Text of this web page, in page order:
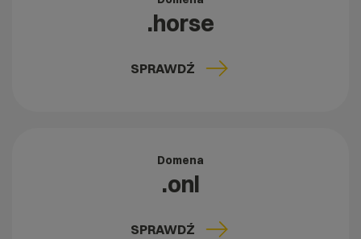
.horse
SPRAWDŹ
Domena
.onl
SPRAWDŹ